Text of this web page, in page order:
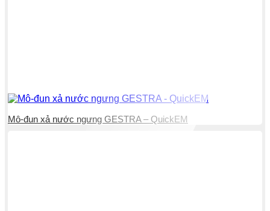
Mô-đun xả nước ngưng GESTRA – QuickEM